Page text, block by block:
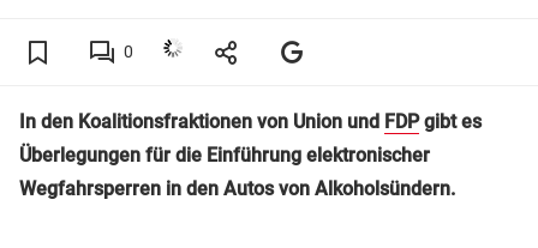
0
In den Koalitionsfraktionen von Union und FDPgibt es
Überlegungen für die Einführung elektronischer
Wegfahrsperren in den Autos von Alkoholsündern.